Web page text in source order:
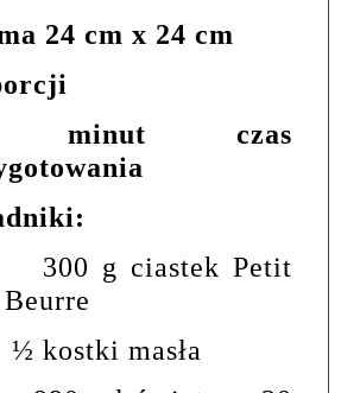
24 cm x 24 cm
minut czas
300 g ciastek Petit
Beurre
½ kostki masła